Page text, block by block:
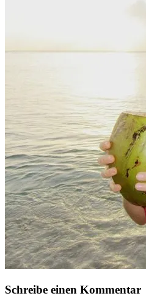
Schreibe einen Kommentar